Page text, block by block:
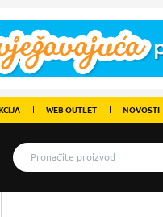
WEB OUTLET NOVOSTI